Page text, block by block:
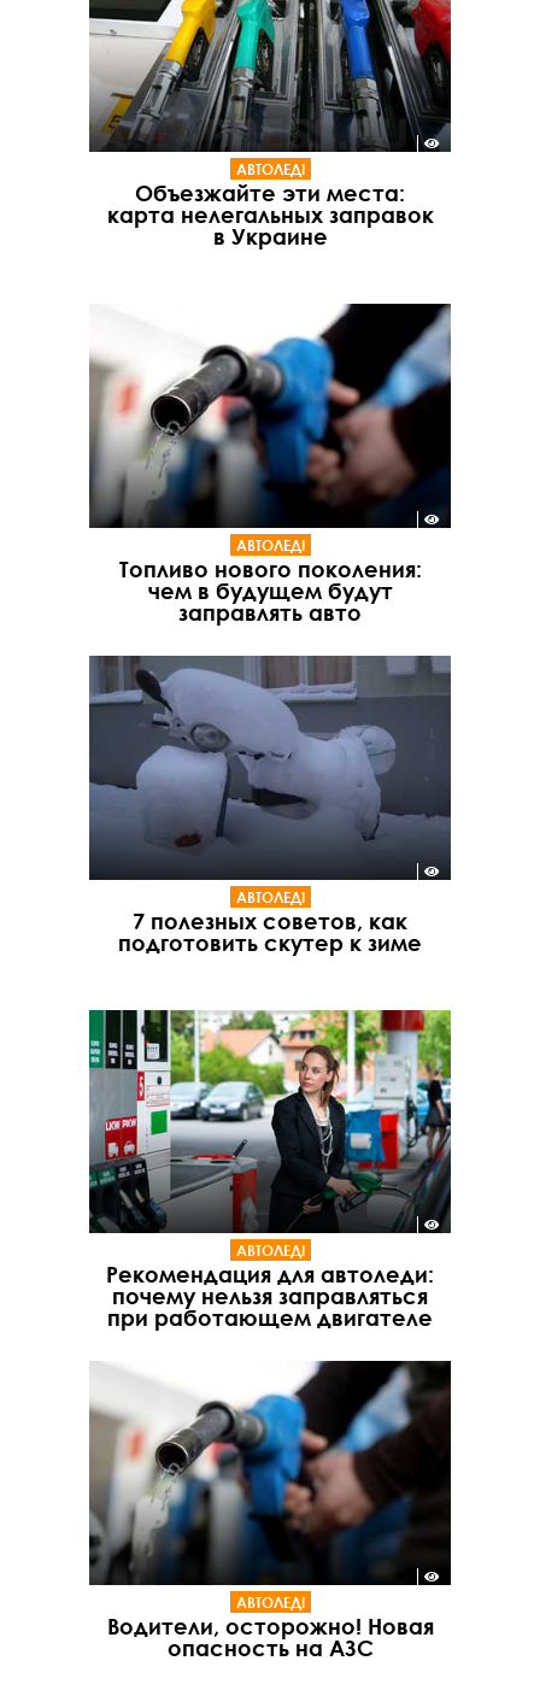
АВТОЛЕДІ
Объезжайте эти места:
карта нелегальных заправок
в Украине
АВТОЛЕДІ
Топливо нового поколения:
чем в будущем будут
заправлять авто
АВТОЛЕДІ
7 полезных советов, как
подготовить скутер к зиме
АВТОЛЕДІ
Рекомендация для автоледи:
почему нельзя заправляться
при работающем двигателе
АВТОЛЕДІ
Водители, осторожно! Новая
опасность на АЗС